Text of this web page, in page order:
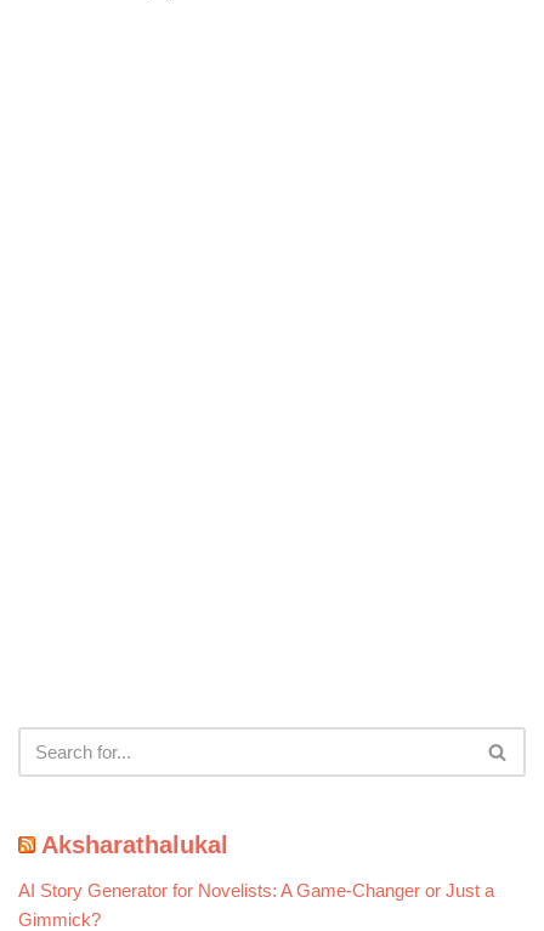
Aksharathalukal
AI Story Generator for Novelists: A Game-Changer or Just a
Gimmick?